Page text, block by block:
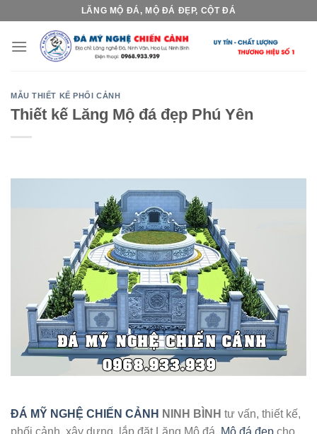
content
LĂNG MỘ ĐÁ, MỘ ĐÁ ĐẸP, CỘT ĐÁ
MẪU THIẾT KẾ PHỐI CẢNH
Thiết kế Lăng Mộ đá đẹp Phú Yên
ĐÁ MỸ NGHỆ CHIẾN CẢNH NINH BÌNH tư vấn, thiết kế,
phối cảnh, xây dựng, lắp đặt Lăng Mộ đá, Mộ đá đẹp cho